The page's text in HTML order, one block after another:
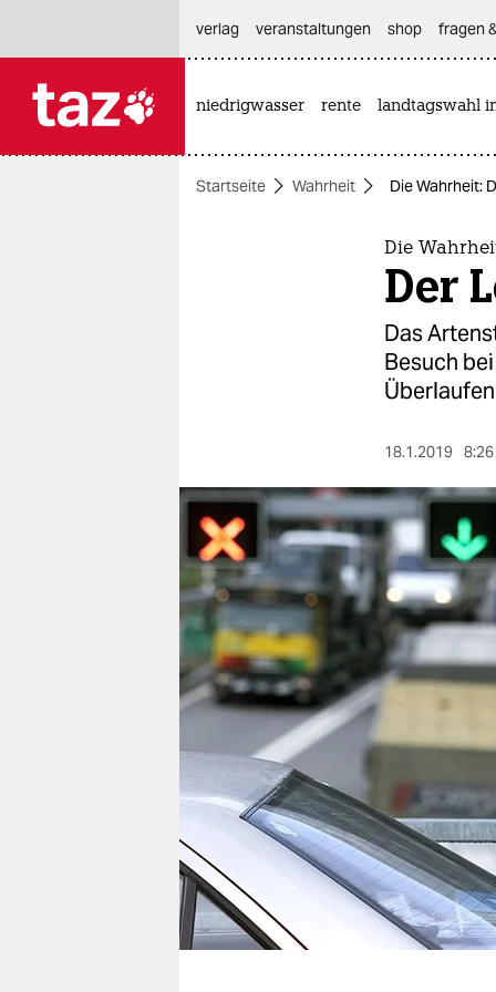
themen
berlin
nord
wahrheit
verlag
verlag
veranstaltungen
fragen & hilfe
unterstützen
abo
genossenschaft
verlag
veranstaltungen shop fragen
niedrigwasser rente landtagswahl
Startseite Wahrheit Die Wahrheit:
Die
Der
Das
Besuch
18.1.2019